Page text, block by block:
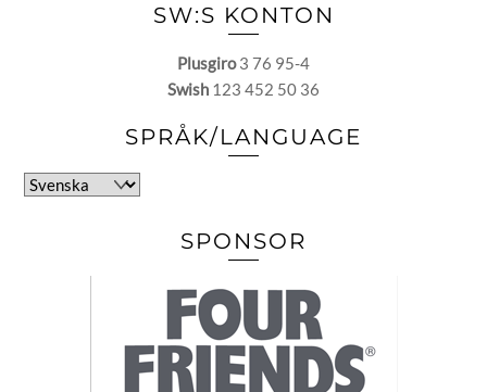
SW:S KONTON
Plusgiro3 76 95-4
Swish 123 452 50 36
SPRÅK/LANGUAGE
Välj
SPONSOR